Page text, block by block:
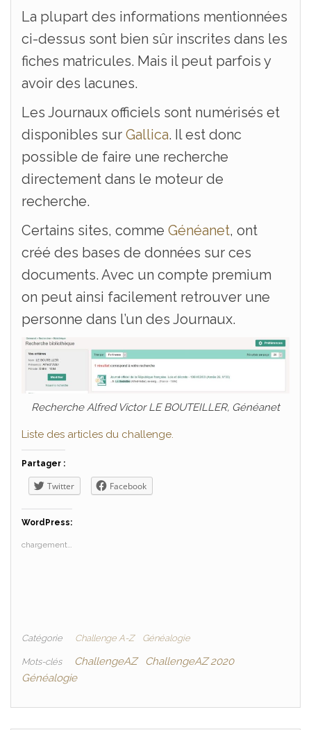
La plupart des informations mentionnées
ci-dessus sont bien sûr inscrites dans les
fiches matricules. Mais il peut parfois y
avoir des lacunes.
Les Journaux officiels sont numérisés et
disponibles sur Gallica. Il est donc
possible de faire une recherche
directement dans le moteur de
recherche.
Certains sites, comme Généanet, ont
créé des bases de données sur ces
documents. Avec un compte premium
on peut ainsi facilement retrouver une
personne dans l’un des Journaux.
Recherche Alfred Victor LE BOUTEILLER, Généanet
Liste des articles du challenge.
Partager :
Twitter Facebook
WordPress:
chargement…
Catégorie Challenge A-Z Généalogie
Mots-clés ChallengeAZ
ChallengeAZ 2020
Généalogie